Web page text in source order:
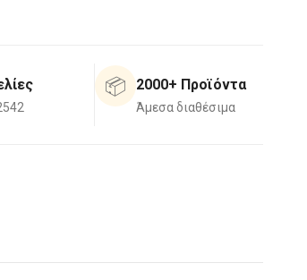
📦 2000+ Προϊόντα
Άμεσα διαθέσιμα